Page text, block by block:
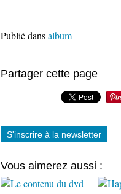
Publié dansalbum
Partager cette page
S'inscrire à la newsletter
Vous aimerez aussi :